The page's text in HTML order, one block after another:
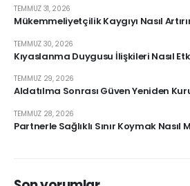
Mükemmeliyetçilik Kaygıyı Nasıl
TEMMUZ 31, 2026
Kıyaslanma Duygusu İlişkileri Nasıl
TEMMUZ 30, 2026
Aldatılma Sonrası Güven Yeniden
TEMMUZ 29, 2026
Partnerle Sağlıklı Sınır Koymak Nasıl
TEMMUZ 28, 2026